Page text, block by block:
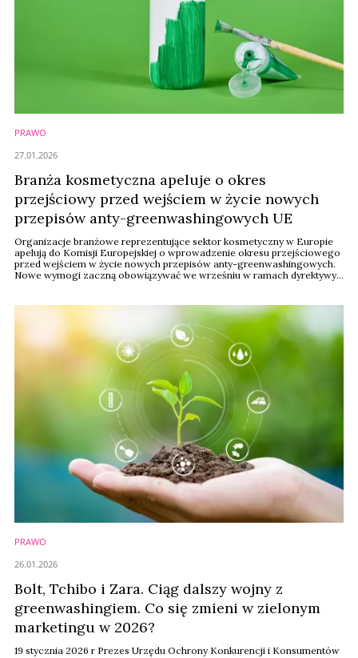
PRAWO
Branża kosmetyczna apeluje o okres
przejściowy przed wejściem w życie nowych
przepisów anty-greenwashingowych UE
Organizacje branżowe reprezentujące sektor kosmetyczny w Europie
apelują do Komisji Europejskiej o wprowadzenie okresu przejściowego
przed wejściem w życie nowych przepisów anty-greenwashingowych.
Nowe wymogi zaczną obowiązywać we wrześniu w ramach dyrektywy
zapewnienie konsumentom bardziej ...
27.01.2026
PRAWO
Bolt, Tchibo i Zara. Ciąg dalszy wojny z
greenwashingiem. Co się zmieni w zielonym
marketingu w 2026?
19 stycznia 2026 r Prezes Urzędu Ochrony Konkurencji i Konsumentów
26.01.2026